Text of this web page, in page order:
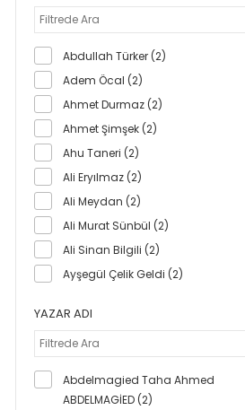
Abdullah Türker (2)
Adem Öcal (2)
Ahmet Durmaz (2)
Ahmet Şimşek (2)
Ahu Taneri (2)
Ali Eryılmaz (2)
Ali Meydan (2)
Ali Murat Sünbül (2)
Ali Sinan Bilgili (2)
Ayşegül Çelik Geldi (2)
Bahadır Kılcan (2)
Bahri Ata (6)
Bihter Gürışık Köksal (2)
YAZAR ADI
Abdelmagied Taha Ahmed
ABDELMAGİED (2)